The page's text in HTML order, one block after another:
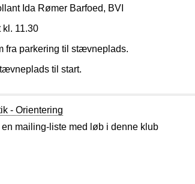
Ida Rømer Barfoed, BVI
kl. 11.30
fra parkering til stævneplads.
til start.
- Orientering
mailing-liste med løb i denne klub